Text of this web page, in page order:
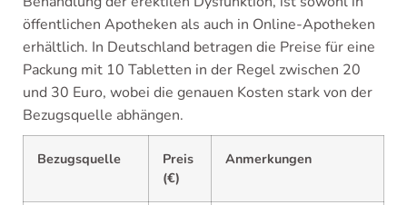
öffentlichen Apotheken als auch in Online-Apotheken
erhältlich. In Deutschland betragen die Preise für eine
Packung mit 10 Tabletten in der Regel zwischen 20
und 30 Euro, wobei die genauen Kosten stark von der
Bezugsquelle abhängen.
Bezugsquelle
Preis
(€)
Anmerkungen